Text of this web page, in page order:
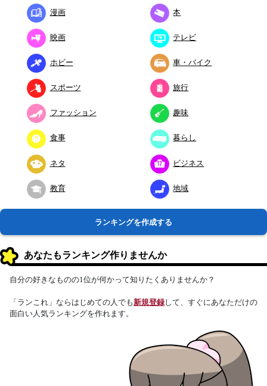
漫画 本
映画 テレビ
ホビー 車・バイク
スポーツ 旅行
ファッション 趣味
食事 暮らし
ネタ ビジネス
教育 地域
ランキングを作成する
あなたもランキング作りませんか
自分の好きなものの1位が何かって知りたくありませんか？
「ランこれ」ならはじめての人でも新規登録して、すぐにあなただけの
面白い人気ランキングを作れます。